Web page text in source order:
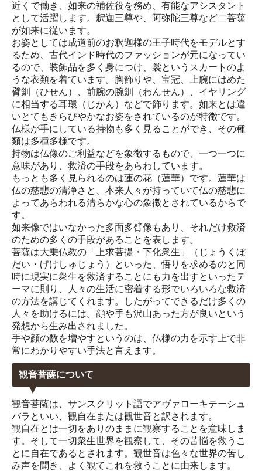
近くで働き、如来の補佐役を務め、有能なアシスタント
として活躍します。釈迦三尊や、阿弥陀三尊など二菩薩
が如来に従います。
お姿としては成道前のお釈迦様の王子時代をモデルとす
るため、古代インド時代のファッションが元になってい
るので、装飾品を多く身につけ、裳というスカートのよ
うな衣類を着ています。胸飾りや、宝冠、上腕にはめた
臂釧（ひせん）、前腕の腕釧（わんせん）、イヤリング
に相当する耳環（じかん）などで飾ります。如来とは違
いとてもきらびやかなお姿をされているのが特徴です。
仏様が手にしている持物も多く見ることができ、その種
類は多種多様です。
持物は仏像のご利益などを象徴するもので、一つ一つに
意味があり、救済の手段をあらわしています。
もっとも多く見られるのは蓮の花（蓮華）です。蓮華は
仏の慈悲の清浄さと、本来人々が持っていて仏の慈悲に
よってあらわれる清らかな心の象徴とされているからで
す。
如来像ではいなかった多面多臂像もあり、それだけ救済
のための多くの手段があることを表します。
菩薩は大乗仏教の「上求菩提・下化衆生」（じょうくぼ
だい・げけしゅじょう）といった、悟りを求めるのと同
時に現実に衆生を救済することにも力を出すといったテ
ーマに則り、人々の生活に密着する形でいろいろな救済
の方法を講じてくれます。したがってできるだけ多くの
人々を助けるには。顔や手も沢山あった方が良いという
発想から生み出されました。
手や顔の数を増やすというのは、仏様の力を示す上で非
常にわかりやすい手法と言えます。
観音菩薩について
観音菩薩は、サンスクリット語でアヴァローキテーシュ
バラといい、観自在または観世音と訳されます。
観自在とは一切をありのままに観察することを意味しま
す。そして一切衆生世界を観察して、その苦悩を救うこ
とに自在であるとされます。観世音は色々な世界の苦し
み声を聞き、よく観てこれを救うことに由来します。